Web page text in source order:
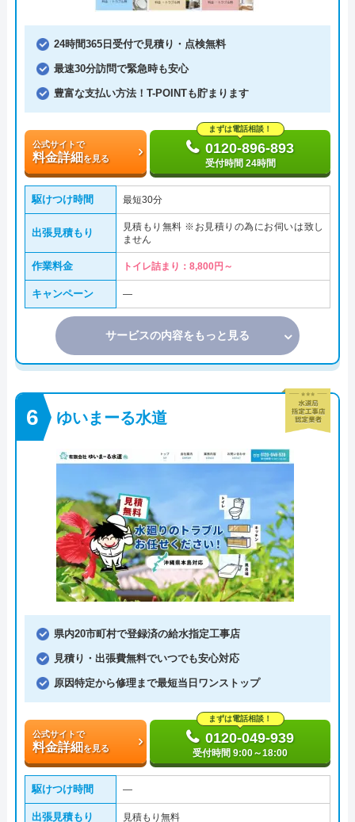
24時間365日受付で見積り・点検無料
最速30分訪問で緊急時も安心
豊富な支払い方法！T-POINTも貯まります
公式サイトで
料金詳細を見る
まずは電話相談！
0120-896-893
受付時間 24時間
駆けつけ時間 最短30分
出張見積もり
見積もり無料 ※お見積りの為にお伺いは致し
ません
作業料金 トイレ詰まり：8,800円～
キャンペーン ―
サービスの内容をもっと見る
ゆいまーる水道
県内20市町村で登録済の給水指定工事店
見積り・出張費無料でいつでも安心対応
原因特定から修理まで最短当日ワンストップ
公式サイトで
料金詳細を見る
まずは電話相談！
0120-049-939
受付時間 9:00～18:00
駆けつけ時間 ―
出張見積もり 見積もり無料